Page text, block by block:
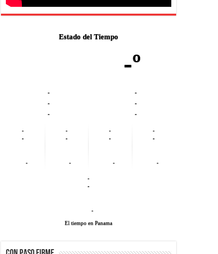
Estado del Tiempo
-º
-
-
-
-
-
-
-
-
-
-
-
-
-
-
-
-
-
-
-
-
-
El tiempo en Panama